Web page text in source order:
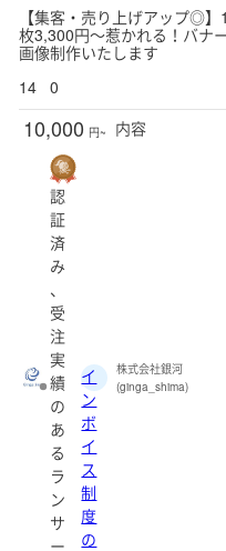
【集客・売り上げアップ◎】1
枚3,300円〜惹かれる！バナ
画像制作いたします
14
0
10,000 円~ 内容
認
証
済
み
、
受
注
実
績
の
あ
る
ラ
ン
サ
ー
イ
ン
ボ
イ
ス
制
度
の
株式会社銀河
(ginga_shima)